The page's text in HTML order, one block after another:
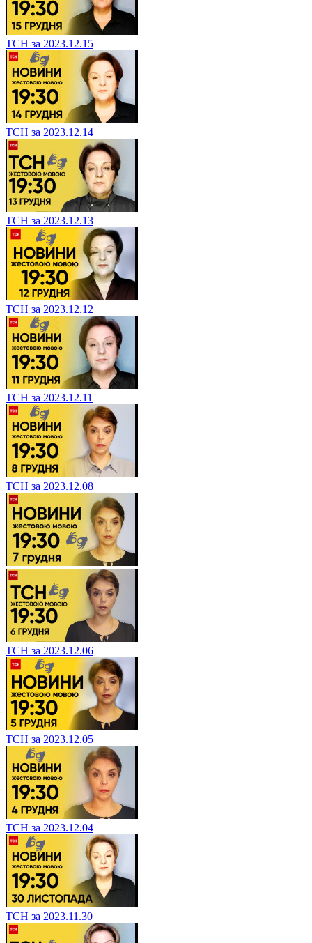
ТСН за 2023.12.15
ТСН за 2023.12.14
ТСН за 2023.12.13
ТСН за 2023.12.12
ТСН за 2023.12.11
ТСН за 2023.12.08
ТСН за 2023.12.06
ТСН за 2023.12.05
ТСН за 2023.12.04
ТСН за 2023.11.30